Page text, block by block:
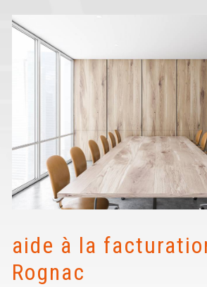
aide à la
Rognac